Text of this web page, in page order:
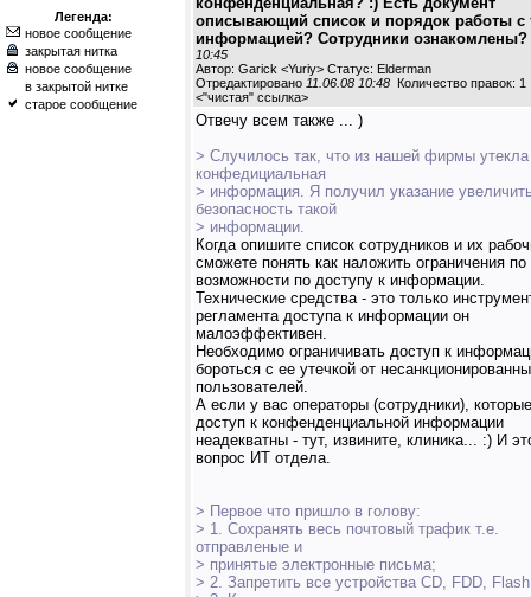
Легенда:
новое сообщение
закрытая нитка
новое сообщение
в закрытой нитке
старое сообщение
описывающий список и порядок работы с
информацией? Сотрудники ознакомлены?
10:45
Автор: Garick <Yuriy> Статус: Elderman
Отредактировано 11.06.08 10:48 Количество правок: 1
<"чистая" ссылка>
Отвечу всем также ... )
> Случилось так, что из нашей фирмы утекла
конфедициальная
> информация. Я получил указание
безопасность такой
> информации.
Когда опишите список сотрудников и их
сможете понять как наложить ограничения по
возможности по доступу к информации.
Технические средства - это только
регламента доступа к информации он
малоэффективен.
Необходимо ограничивать доступ к
бороться с ее утечкой от
пользователей.
А если у вас операторы (сотрудники),
доступ к конфенденциальной информации
неадекватны - тут, извините, клиника... :) И
вопрос ИТ отдела.
> Первое что пришло в голову:
> 1. Сохранять весь почтовый трафик т.е.
отправленые и
> принятые электронные письма;
> 2. Запретить все устройства CD, FDD,